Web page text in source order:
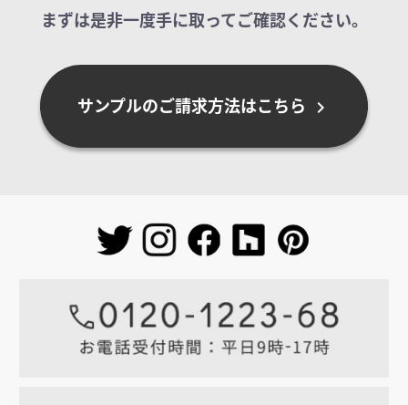
まずは是非一度手に取ってご確認ください。
サンプルのご請求方法はこちら chevron_right